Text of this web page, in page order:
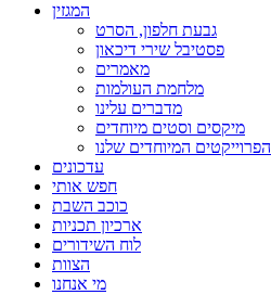
המגזין
גבעת חלפון, הסרט
פסטיבל שירי דיכאון
מאמרים
מלחמת העולמות
מדברים עלינו
מיקסים וסטים מיוחדים
הפרוייקטים המיוחדים שלנו
עדכונים
חפש אותי
כוכב השבת
ארכיון תכניות
לוח השידורים
הצוות
מי אנחנו